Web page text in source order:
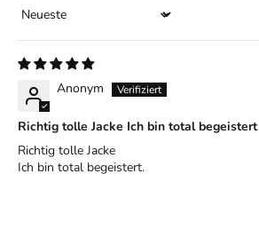
Sort by
Anonym
Richtig tolle Jacke Ich bin total begeistert
Richtig tolle Jacke
Ich bin total begeistert.